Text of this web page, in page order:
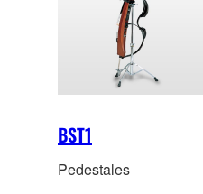
BST1
Pedestales